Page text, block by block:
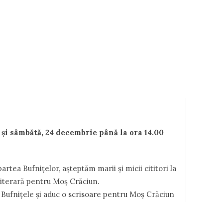
şi sâmbătă, 24 decembrie până la ora 14.00
Bufniţelor, aşteptăm marii şi micii cititori la
pentru Moş Crăciun.
şi aduc o scrisoare pentru Moş Crăciun